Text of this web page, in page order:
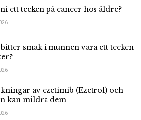
ett tecken på cancer hos äldre?
smak i munnen vara ett tecken
av ezetimib (Ezetrol) och
kan mildra dem